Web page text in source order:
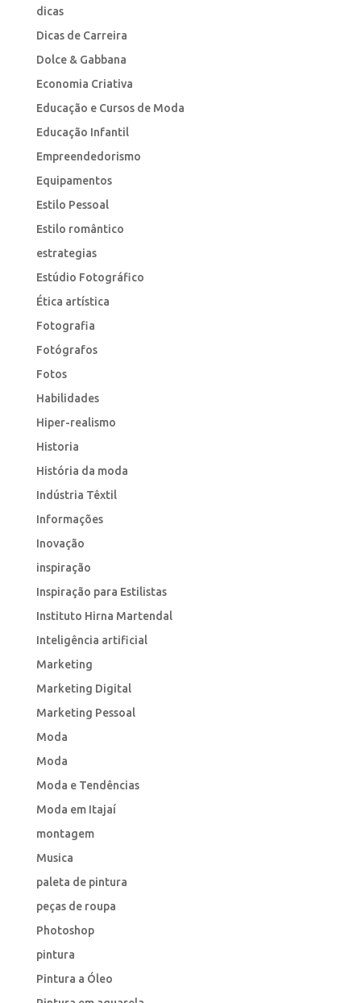
dicas
Dicas de Carreira
Dolce & Gabbana
Economia Criativa
Educação e Cursos de Moda
Educação Infantil
Empreendedorismo
Equipamentos
Estilo Pessoal
Estilo romântico
estrategias
Estúdio Fotográfico
Ética artística
Fotografia
Fotógrafos
Fotos
Habilidades
Hiper-realismo
Historia
História da moda
Indústria Têxtil
Informações
Inovação
inspiração
Inspiração para Estilistas
Instituto Hirna Martendal
Inteligência artificial
Marketing
Marketing Digital
Marketing Pessoal
Moda
Moda
Moda e Tendências
Moda em Itajaí
montagem
Musica
paleta de pintura
peças de roupa
Photoshop
pintura
Pintura a Óleo